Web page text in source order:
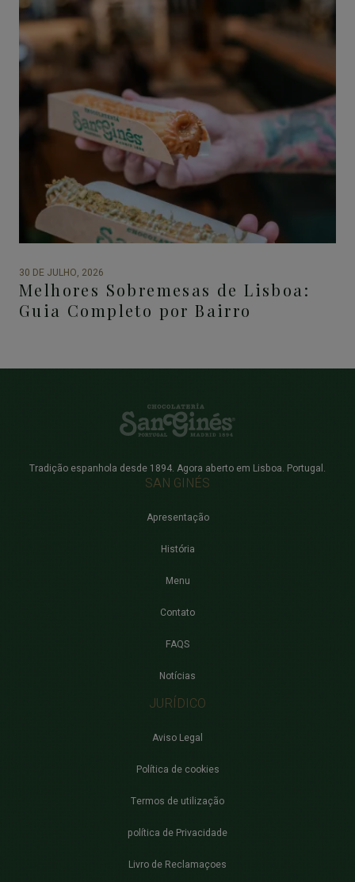
30 DE JULHO, 2026
Melhores Sobremesas de Lisboa:
Guia Completo por Bairro
Tradição espanhola desde 1894. Agora aberto em Lisboa. Portugal.
SAN GINÉS
Navegación principalApresentação
História
Menu
Contato
FAQS
Notícias
JURÍDICO
Aviso Legal
Política de cookies
Termos de utilização
política de Privacidade
Livro de Reclamaçoes